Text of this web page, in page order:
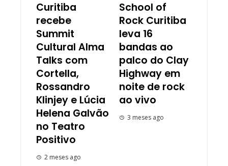
Curitiba
recebe
Summit
Cultural Alma
Talks com
Cortella,
Rossandro
Klinjey e Lúcia
Helena Galvão
no Teatro
Positivo
2 meses ago
School of
Rock Curitiba
leva 16
bandas ao
palco do Clay
Highway em
noite de rock
ao vivo
3 meses ago